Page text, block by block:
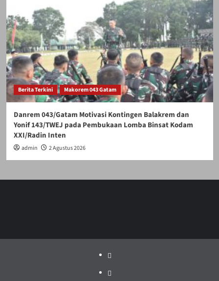
Berita Terkini Makorem 043 Gatam
Danrem 043/Gatam Motivasi Kontingen Balakrem dan
Yonif 143/TWEJ pada Pembukaan Lomba Binsat Kodam
XXI/Radin Inten
admin 2 Agustus 2026
Politik
Pariwisata